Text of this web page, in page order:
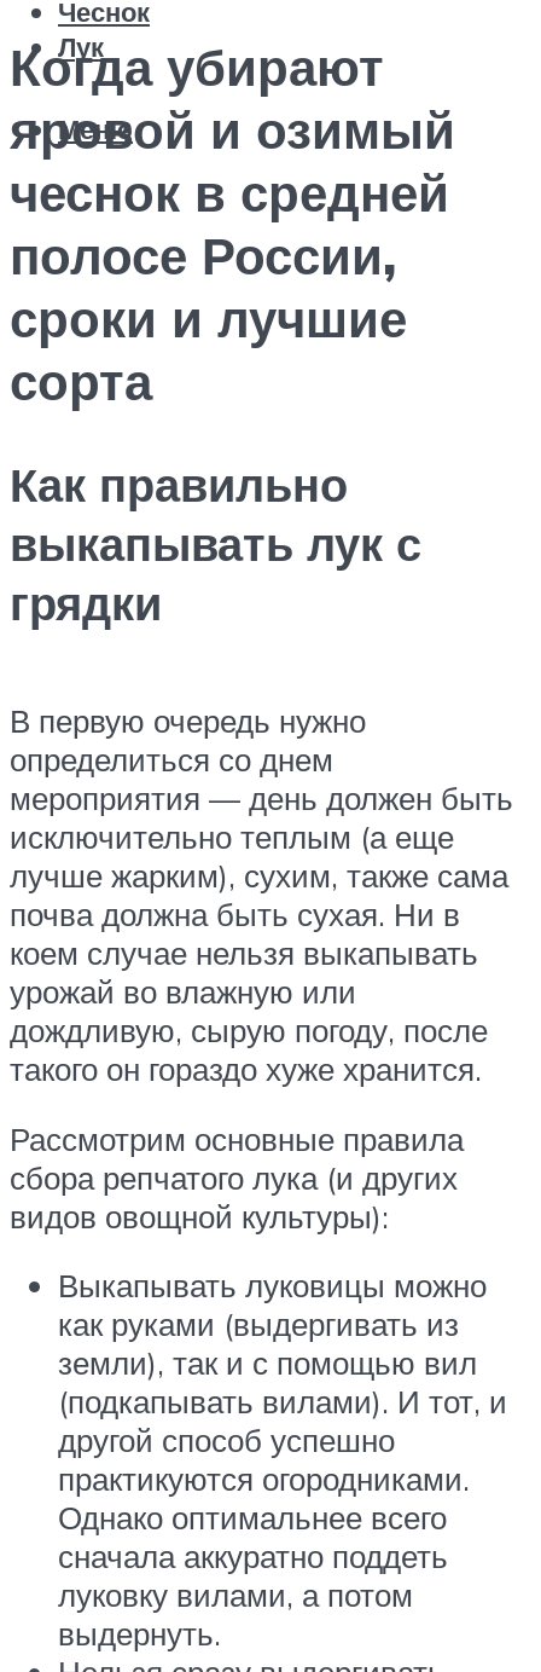
Чеснок
Лук
Меню
Когда убирают
яровой и озимый
чеснок в средней
полосе России,
сроки и лучшие
сорта
Как правильно
выкапывать лук с
грядки
В первую очередь нужно
определиться со днем
мероприятия — день должен быть
исключительно теплым (а еще
лучше жарким), сухим, также сама
почва должна быть сухая. Ни в
коем случае нельзя выкапывать
урожай во влажную или
дождливую, сырую погоду, после
такого он гораздо хуже хранится.
Рассмотрим основные правила
сбора репчатого лука (и других
видов овощной культуры):
Выкапывать луковицы можно
как руками (выдергивать из
земли), так и с помощью вил
(подкапывать вилами). И тот, и
другой способ успешно
практикуются огородниками.
Однако оптимальнее всего
сначала аккуратно поддеть
луковку вилами, а потом
выдернуть.